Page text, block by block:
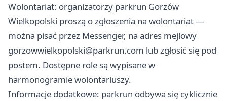
Wolontariat: organizatorzy parkrun Gorzów
Wielkopolski proszą o zgłoszenia na wolontariat —
można pisać przez Messenger, na adres mejlowy
gorzowwielkopolski@parkrun.com lub zgłosić się pod
postem. Dostępne role są wypisane w
harmonogramie wolontariuszy.
Informacje dodatkowe: parkrun odbywa się cyklicznie